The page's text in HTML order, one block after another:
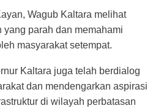
Wagub Kaltara melihat
yang parah dan memahami
masyarakat setempat.
Kaltara juga telah berdialog
dan mendengarkan aspirasi
di wilayah perbatasan